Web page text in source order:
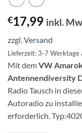
€17,99 inkl.
zzgl.Versand
Lieferzeit: 3-7 Werktage
Mit demVW
Antennendiversity
Radio Tausch in
Autoradio zu
erforderlich.